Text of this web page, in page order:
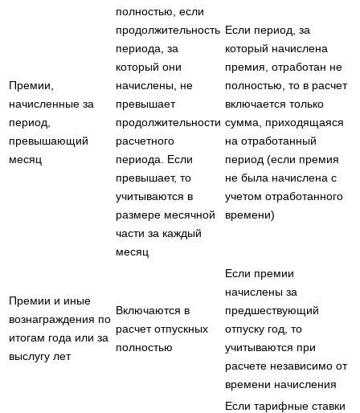
Премии,
начисленные за
период,
превышающий
месяц
полностью, если
продолжительность
периода, за
который они
начислены, не
превышает
продолжительности
расчетного
периода. Если
превышает, то
учитываются в
размере месячной
части за каждый
месяц
Если период, за
который начислена
премия, отработан не
полностью, то в расчет
включается только
сумма, приходящаяся
на отработанный
период (если премия
не была начислена с
учетом отработанного
времени)
Премии и иные
вознаграждения по
итогам года или за
выслугу лет
Включаются в
расчет отпускных
полностью
Если премии
начислены за
предшествующий
отпуску год, то
учитываются при
расчете независимо от
времени начисления
Если тарифные ставки